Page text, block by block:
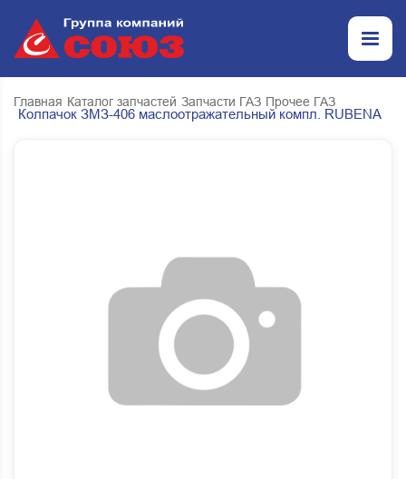
Главная Каталог запчастей Запчасти ГАЗ Прочее ГАЗ
Колпачок ЗМЗ-406 маслоотражательный компл. RUBENA